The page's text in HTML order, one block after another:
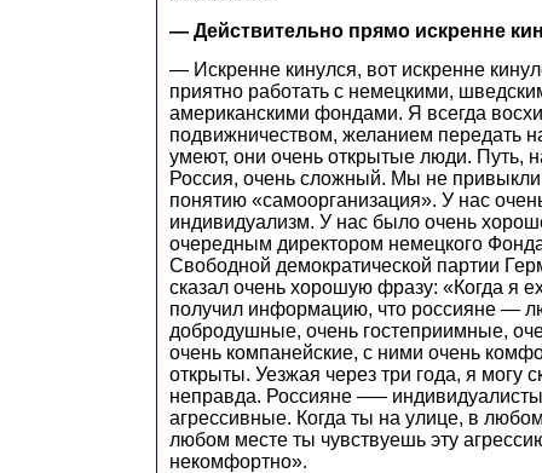
— Действительно прямо искренне
— Искренне кинулся, вот искренне
приятно работать с немецкими,
американскими фондами. Я всегда
подвижничеством, желанием передать
умеют, они очень открытые люди. Путь,
Россия, очень сложный. Мы не
понятию «самоорганизация». У нас
индивидуализм. У нас было очень
очередным директором немецкого
Свободной демократической партии
сказал очень хорошую фразу: «Когда я
получил информацию, что россияне —
добродушные, очень гостеприимные,
очень компанейские, с ними очень
открыты. Уезжая через три года, я могу
неправда. Россияне –—
агрессивные. Когда ты на улице, в
любом месте ты чувствуешь эту
некомфортно».